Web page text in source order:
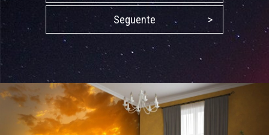
Seguente >